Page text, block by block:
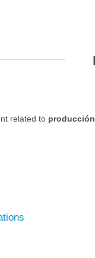
related to